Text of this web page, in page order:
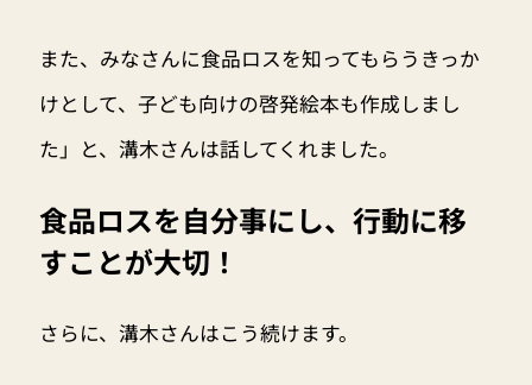
また、みなさんに食品ロスを知ってもらうきっか
けとして、子ども向けの啓発絵本も作成しまし
た」と、溝木さんは話してくれました。
食品ロスを自分事にし、行動に移
すことが大切！
さらに、溝木さんはこう続けます。